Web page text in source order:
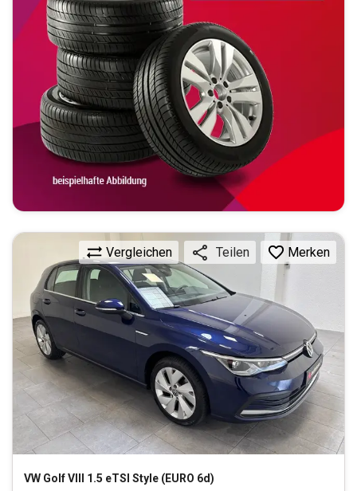
VW Golf VIII 1.5 eTSI Style (EURO 6d)
Vergleichen Teilen Merken